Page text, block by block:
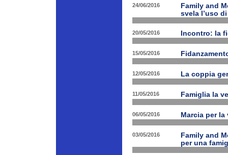
24/06/2016
Family and
svela l’uso
20/05/2016 Incontro: la
15/05/2016
12/05/2016 La coppia
11/05/2016 Famiglia la
06/05/2016 Marcia per la
03/05/2016
Family and
per una